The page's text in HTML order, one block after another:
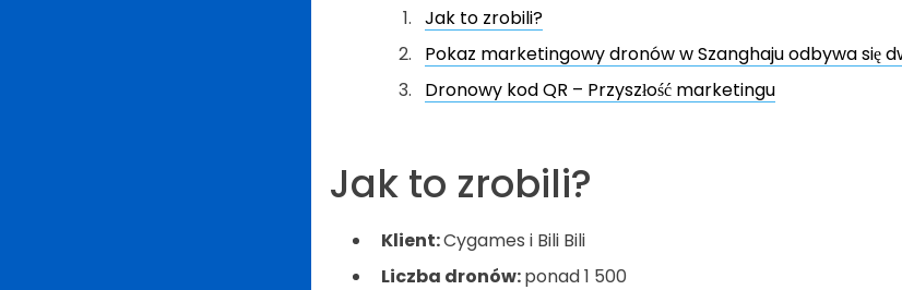
Jak to zrobili?
Pokaz marketingowy dronów w Szanghaju odbywa się
Dronowy kod QR – Przyszłość marketingu
Jak to zrobili?
Klient:Cygames i Bili Bili
Liczba dronów:ponad 1 500